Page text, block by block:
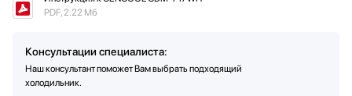
Большой ящик / 2 ящика для овощей и фруктов
Количество полок на дверце
PDF, 2.22 Мб
Консультации специалиста:
Наш консультант поможет Вам выбрать подходящий
холодильник.